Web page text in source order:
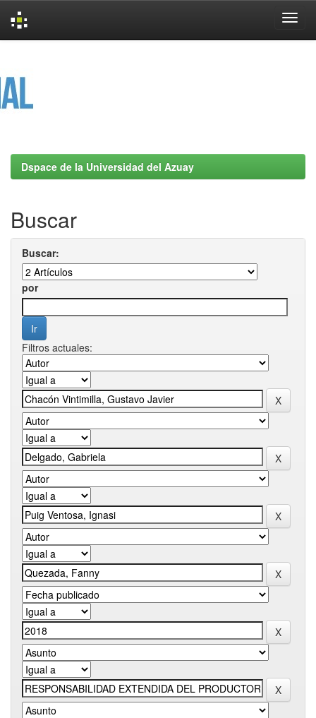
Dspace de la Universidad del Azuay
Buscar
Buscar:
por
Filtros actuales: